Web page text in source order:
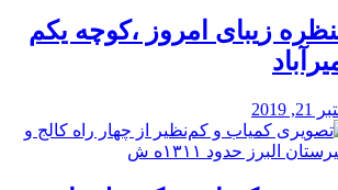
زیبای امروز ،کوچه یکم
2019